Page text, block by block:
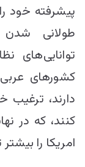
پیشرفته خود
طولانی
توانایی‌های
کشورهای
دارند، ترغیب
کنند، که در
امریکا را